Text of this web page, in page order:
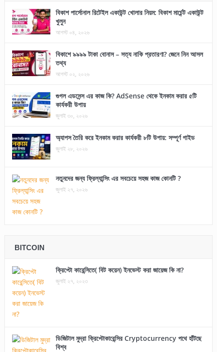
বিকাশ পার্সোনাল রিটেইল একাউন্ট খোলার নিয়ম: বিকাশ মার্চেন্ট একাউন্ট
খুলুন
আগস্ট ০৪, ২০২৬
বিকাশে ৯৯৯৯ টাকা বোনাস – সত্য নাকি প্রতারণা? জেনে নিন আসল
তথ্য
আগস্ট ০২, ২০২৬
গুগল এডসেন্স এর কাজ কি? AdSense থেকে ইনকাম করার ৫টি
কার্যকরী উপায়
জুলাই ৩০, ২০২৬
অ্যাপস তৈরি করে ইনকাম করার কার্যকরী ৮টি উপায়: সম্পূর্ণ গাইড
জুলাই ২৮, ২০২৬
নতুনদের জন্য ফ্রিল্যান্সিং এর সবচেয়ে সহজ কাজ কোনটি ?
জুলাই ২৭, ২০২৬
BITCOIN
ক্রিপ্টো কারেন্সিতে( বিট কয়েন) ইনভেস্ট করা জায়েজ কি না?
জুলাই ২৭, ২০২৩
ডিজিটাল মুদ্রা ক্রিপ্টোকারেন্সির Cryptocurrency পথে হাঁটছে
বিশ্ব